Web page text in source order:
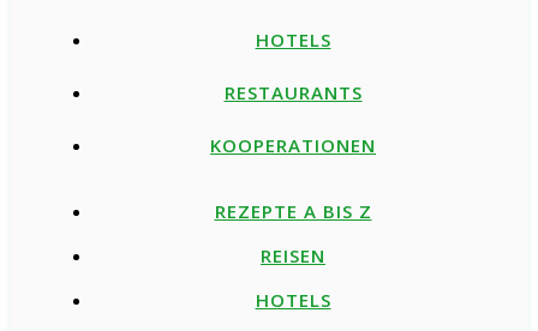
HOTELS
RESTAURANTS
KOOPERATIONEN
REZEPTE A BIS Z
REISEN
HOTELS